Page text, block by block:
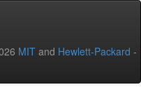
MIT and Hewlett-Packard -